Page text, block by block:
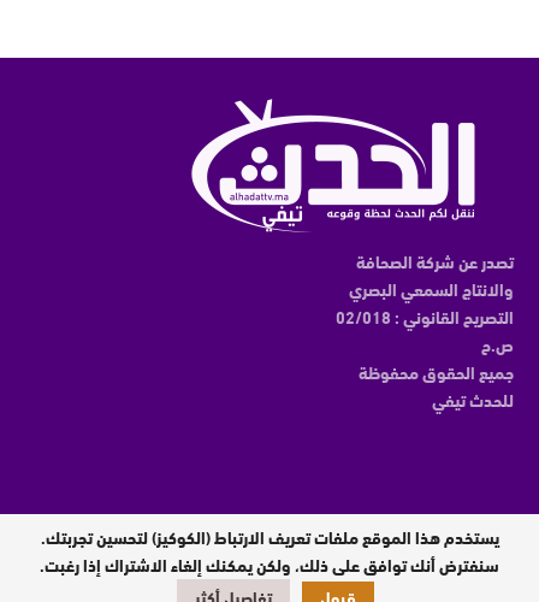
تصدر عن شركة الصحافة
والانتاج السمعي البصري
التصريح القانوني : 02/018
ص.ح
جميع الحقوق محفوظة
للحدث تيفي
مدير النشر : عبدالقادر الوالي
تصميم وبرمجة
يستخدم هذا الموقع ملفات تعريف الارتباط (الكوكيز) لتحسين تجربتك.
سنفترض أنك توافق على ذلك، ولكن يمكنك إلغاء الاشتراك إذا رغبت.